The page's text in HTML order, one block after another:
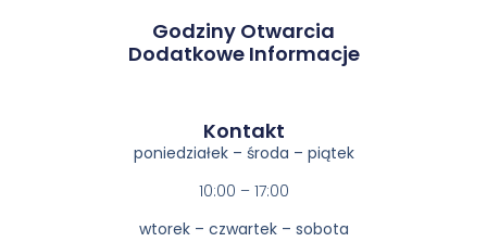
Godziny Otwarcia
Dodatkowe Informacje
Kontakt​
poniedziałek – środa – piątek
10:00 – 17:00
wtorek – czwartek – sobota